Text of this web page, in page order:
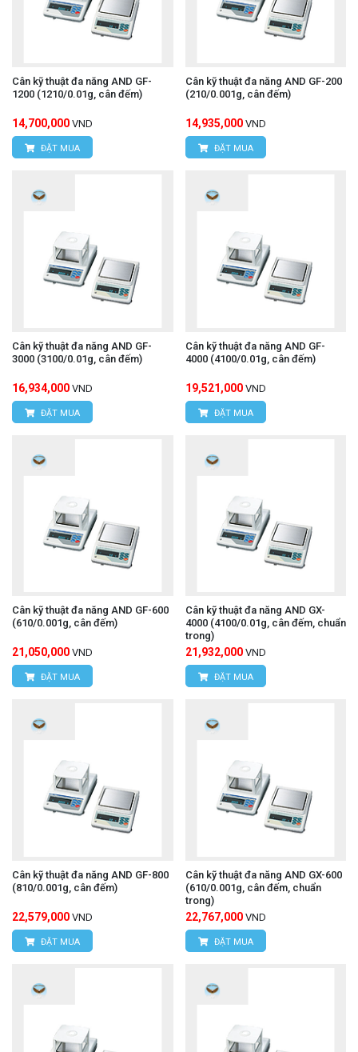
Cân kỹ thuật đa năng AND GF-
1200 (1210/0.01g, cân đếm)
14,700,000 VND
ĐẶT MUA
Cân kỹ thuật đa năng AND GF-200
(210/0.001g, cân đếm)
14,935,000 VND
ĐẶT MUA
Cân kỹ thuật đa năng AND GF-
3000 (3100/0.01g, cân đếm)
16,934,000 VND
ĐẶT MUA
Cân kỹ thuật đa năng AND GF-
4000 (4100/0.01g, cân đếm)
19,521,000 VND
ĐẶT MUA
Cân kỹ thuật đa năng AND GF-600
(610/0.001g, cân đếm)
21,050,000 VND
ĐẶT MUA
Cân kỹ thuật đa năng AND GX-
4000 (4100/0.01g, cân đếm, chuẩn
trong)
21,932,000 VND
ĐẶT MUA
Cân kỹ thuật đa năng AND GF-800
(810/0.001g, cân đếm)
22,579,000 VND
ĐẶT MUA
Cân kỹ thuật đa năng AND GX-600
(610/0.001g, cân đếm, chuẩn
trong)
22,767,000 VND
ĐẶT MUA